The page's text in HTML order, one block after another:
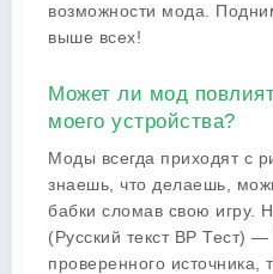
возможности мода.
выше всех!
Может ли мод
моего устройства?
Моды всегда приходят с
знаешь, что делаешь,
бабки сломав свою игру.
(Русский текст ВР Тест)
проверенного источника,